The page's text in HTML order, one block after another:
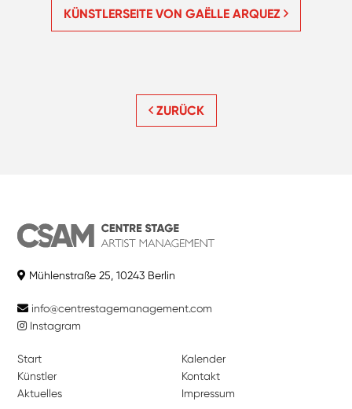
KÜNSTLERSEITE VON GAËLLE ARQUEZ
ZURÜCK
Mühlenstraße 25, 10243 Berlin
info@centrestagemanagement.com
Instagram
Start
Künstler
Aktuelles
Kalender
Kontakt
Impressum